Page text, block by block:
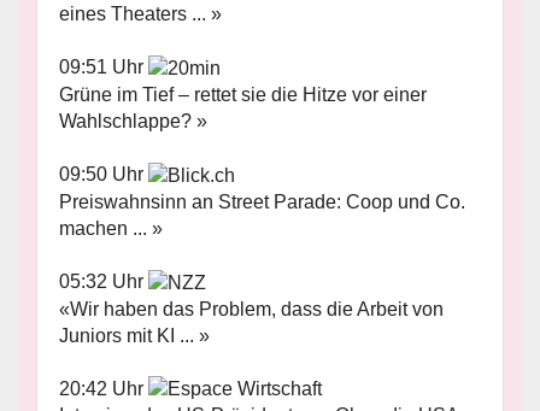
eines Theaters ... »
09:51 Uhr
Grüne im Tief – rettet sie die Hitze vor einer
Wahlschlappe? »
09:50 Uhr
Preiswahnsinn an Street Parade: Coop und Co.
machen ... »
05:32 Uhr
«Wir haben das Problem, dass die Arbeit von
Juniors mit KI ... »
20:42 Uhr